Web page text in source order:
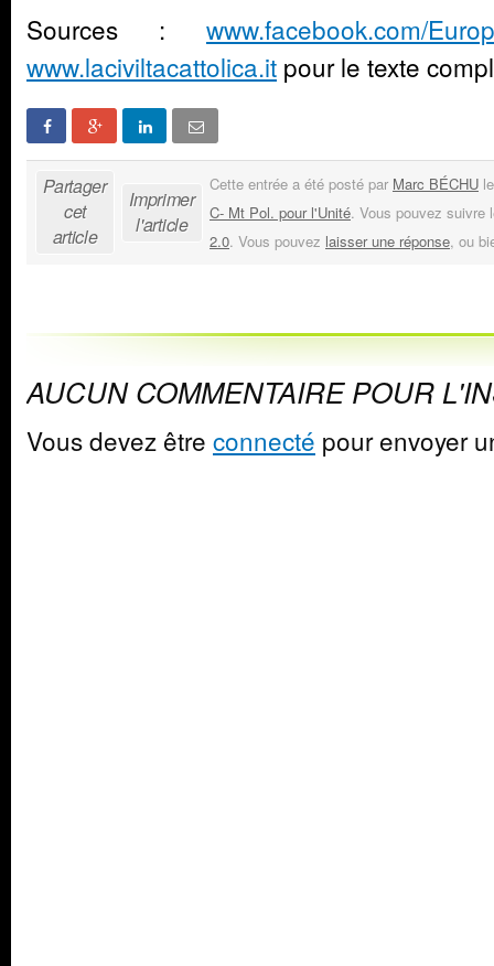
Sources : www.facebook.com/
www.laciviltacattolica.it pour le texte
Partager
cet
article
Imprimer
l'article
Cette entrée a été posté par Marc BÉCHU
C- Mt Pol. pour l'Unité. Vous pouvez
2.0. Vous pouvez laisser une réponse, ou
AUCUN COMMENTAIRE POUR
Vous devez être connecté pour envoyer